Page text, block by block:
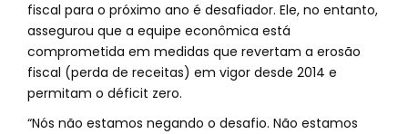
fiscal para o próximo ano é desafiador. Ele, no entanto,
assegurou que a equipe econômica está
comprometida em medidas que revertam a erosão
fiscal (perda de receitas) em vigor desde 2014 e
permitam o déficit zero.
“Nós não estamos negando o desafio. Não estamos